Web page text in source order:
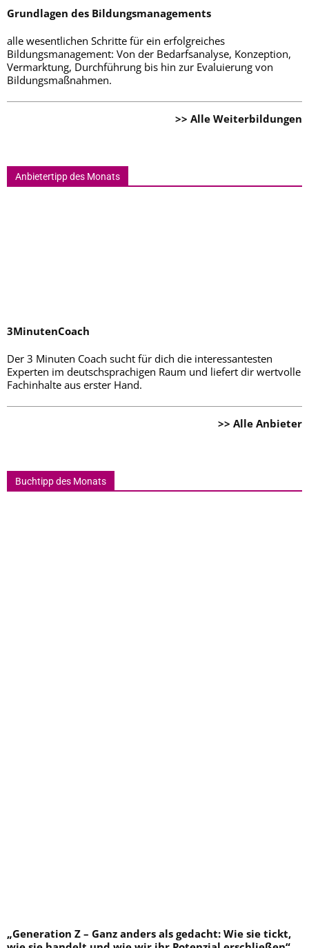
Grundlagen des Bildungsmanagements
alle wesentlichen Schritte für ein erfolgreiches
Bildungsmanagement: Von der Bedarfsanalyse, Konzeption,
Vermarktung, Durchführung bis hin zur Evaluierung von
Bildungsmaßnahmen.
>> Alle Weiterbildungen
Anbietertipp des Monats
3MinutenCoach
Der 3 Minuten Coach sucht für dich die interessantesten
Experten im deutschsprachigen Raum und liefert dir wertvolle
Fachinhalte aus erster Hand.
>> Alle Anbieter
Buchtipp des Monats
„Generation Z – Ganz anders als gedacht: Wie sie tickt,